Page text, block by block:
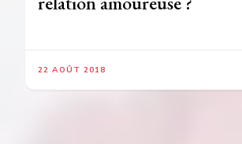
22 AOÛT 2018